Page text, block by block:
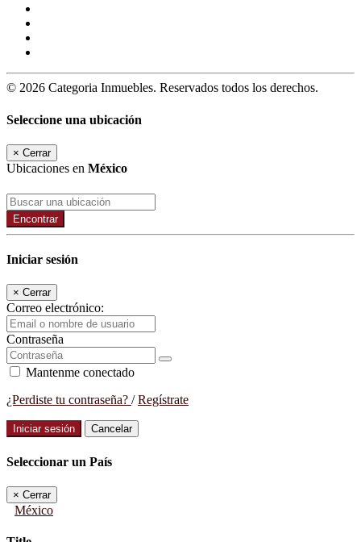
© 2026 Categoria Inmuebles. Reservados todos los derechos.
Seleccione una ubicación
× Cerrar
Ubicaciones en México
Encontrar
Iniciar sesión
× Cerrar
Correo electrónico:
Contraseña
Mantenme conectado
¿Perdiste tu contraseña? /Regístrate
Iniciar sesión Cancelar
Seleccionar un País
× Cerrar
México